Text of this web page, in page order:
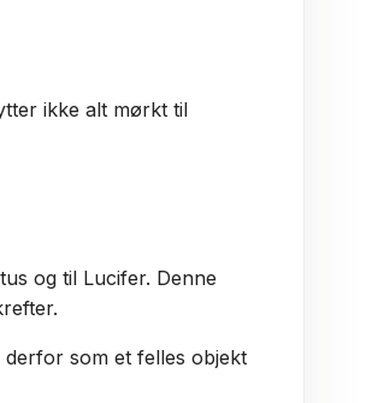
ikke alt mørkt til
og til Lucifer. Denne
som et felles objekt